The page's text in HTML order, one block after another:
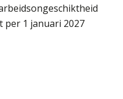
1 januari 2027
Summercourse Internationaal/grensoverschrijdend werken